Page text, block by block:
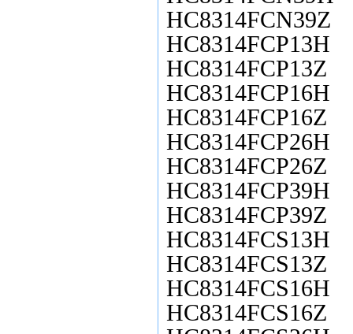
HC8314FCN39Z
HC8314FCP13H
HC8314FCP13Z
HC8314FCP16H
HC8314FCP16Z
HC8314FCP26H
HC8314FCP26Z
HC8314FCP39H
HC8314FCP39Z
HC8314FCS13H
HC8314FCS13Z
HC8314FCS16H
HC8314FCS16Z